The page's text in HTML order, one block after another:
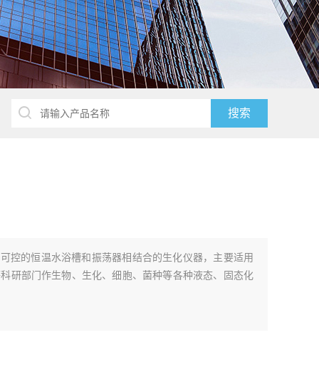
控的恒温水浴槽和振荡器相结合的生化仪器，主要适用
研部门作生物、生化、细胞、菌种等各种液态、固态化